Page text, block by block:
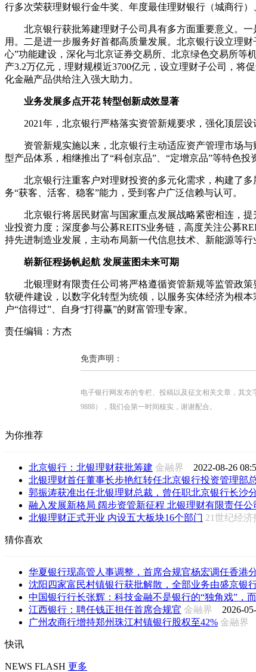
行多次荣获理财银行金牛奖、年度最佳理财银行（城商行
北京银行获批筹建理财子公司具有多方面重要意义。
用。二是进一步服务好首都高质量发展。北京银行设立理
心”功能建设，深化与北京证券交易所、北京绿色交易所等
产3.2万亿元，理财规模近3700亿元，设立理财子公司，将
化金融产品供给注入强大助力。
业务发展多点开花 转型创新成效显著
2021年，北京银行严格落实资管新规要求，强化顶层
资管新规实施以来，北京银行主动适应资产管理市场
型产品体系，相继推出了“科创京品”、“定增京品”等特色
北京银行注重客户对理财投资的多元化需求，构建了
务“获客、活客、稳客”能力，受到客户广泛信赖与认可。
北京银行将居民财富与国家重点发展战略紧密相连，
业投资力度；深度参与公募REITS业务链，高度关注公募
持先进制造业发展，主动布局新一代信息技术、新能源等
崭新征程扬帆起航 发展蓝图未来可期
北银理财有限责任公司将严格遵循资管新规等监管政
软硬件建设，以数字化转型为统领，以服务实体经济为根
户“信得过”、自身“打得赢”的财富管理专家。
责任编辑：方杰
免责声明：
电子银行网发布的专栏、投稿以及征文相关文章，其文
9888），我们会第一时间核实，谢谢配合。
为你推荐
北京银行：北银理财获批筹建 金融界 2022-08-26
北银理财首任董事长步艳红转任北京银行投资管理部
郭振涛获准出任北银理财总裁，曾任职北京银行长沙
融入发展新格局 阔步资管新征程 北银理财有限责任公
北银理财正式开业 内设五大板块16个部门 21世纪经
猜你喜欢
华夏银行现高管人事调整，首席合规官杨宏调任香港
沈阳四家富民村镇银行获批解散，全部业务由盛京银
中国银行行长张辉：科技金融不是银行的“独角戏”，
江西银行：聘任钱正担任首席合规官 金融界 2026-
广州农商行增持郑州珠江村镇银行股权至42% 金融界
快讯
NEWS FLASH 更多